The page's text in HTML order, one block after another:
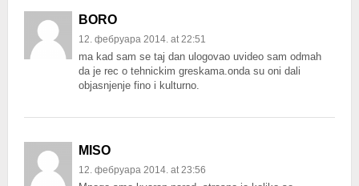
BORO
12. фебруара 2014. at 22:51
ma kad sam se taj dan ulogovao uvideo sam odmah
da je rec o tehnickim greskama.onda su oni dali
objasnjenje fino i kulturno.
MISO
12. фебруара 2014. at 23:56